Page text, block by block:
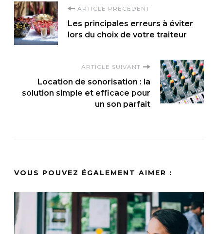
Navigation
d'article
ARTICLE PRÉCÉDENT
Les principales erreurs à éviter
lors du choix de votre traiteur
ARTICLE SUIVANT
Location de sonorisation : la
solution simple et efficace pour
un son parfait
VOUS POUVEZ ÉGALEMENT AIMER :